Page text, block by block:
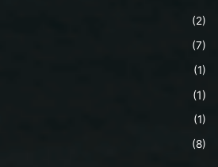
(2)
(7)
(1)
(1)
(1)
(8)